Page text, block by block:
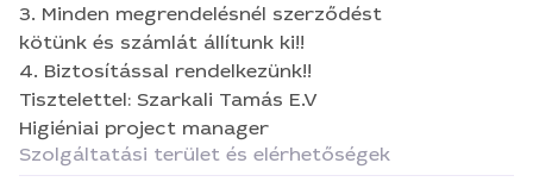
3. Minden megrendelésnél szerződést
kötünk és számlát állítunk ki!!
4. Biztosítással rendelkezünk!!
Tisztelettel: Szarkali Tamás E.V
Higiéniai project manager
Szolgáltatási terület és elérhetőségek